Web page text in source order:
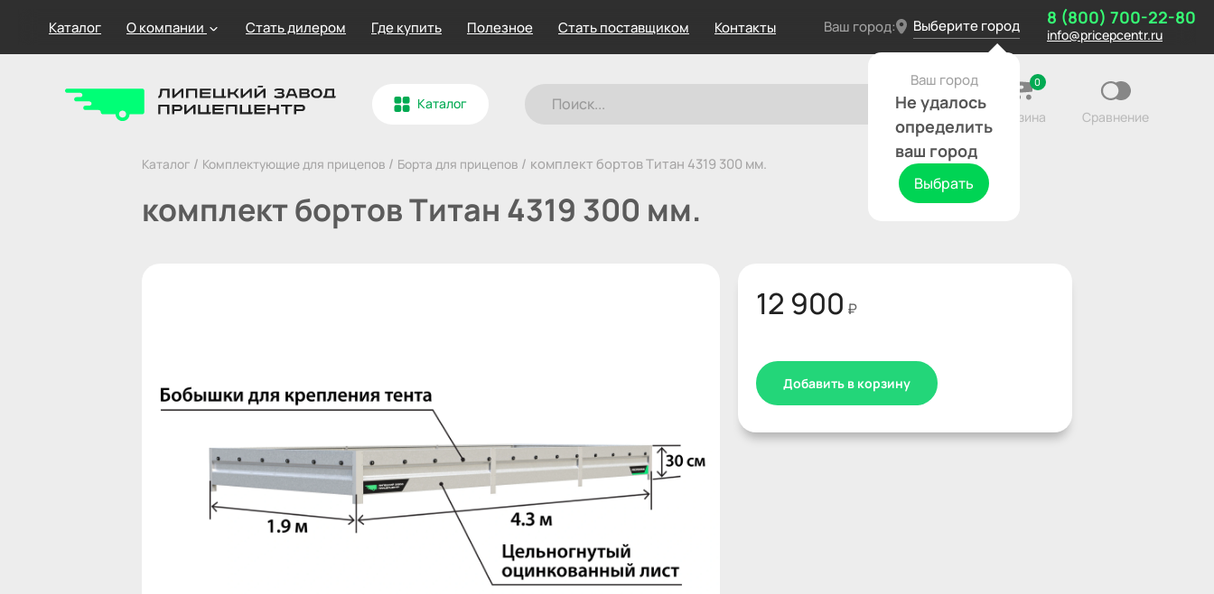
Каталог О компании Стать дилером Где купить Полезное Стать поставщиком Контакты Ваш город: Выберите город
Ваш город
Не удалось
определить
ваш город
Выбрать
8 (800) 700-22-80
info@pricepcentr.ru
Каталог
0
Корзина Сравнение
Каталог / Комплектующие для прицепов / Борта для прицепов / комплект бортов Титан 4319 300 мм.
комплект бортов Титан 4319 300 мм.
12 900 ₽
Добавить в корзину